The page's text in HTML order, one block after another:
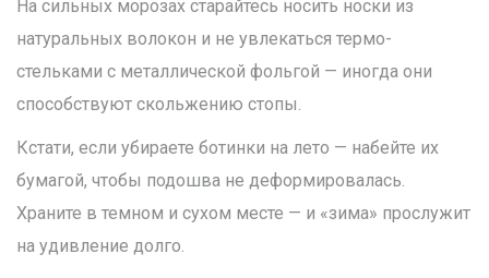
На сильных морозах старайтесь носить носки из
натуральных волокон и не увлекаться термо-
стельками с металлической фольгой — иногда они
способствуют скольжению стопы.
Кстати, если убираете ботинки на лето — набейте их
бумагой, чтобы подошва не деформировалась.
Храните в темном и сухом месте — и «зима» прослужит
на удивление долго.